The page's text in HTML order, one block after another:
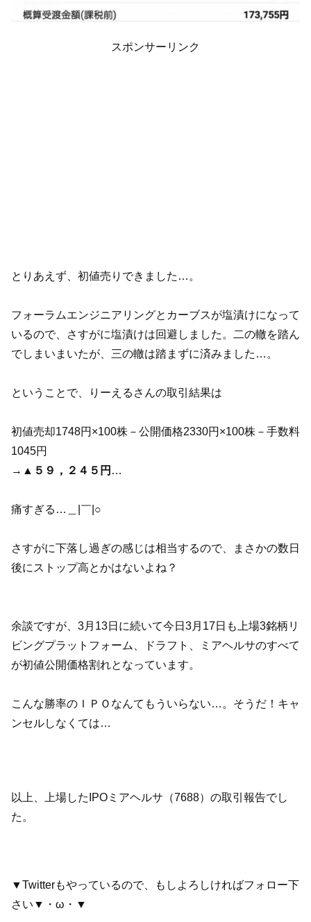
スポンサーリンク
とりあえず、初値売りできました…。
フォーラムエンジニアリングとカーブスが塩漬けになって
いるので、さすがに塩漬けは回避しました。二の轍を踏ん
でしまいまいたが、三の轍は踏まずに済みました…。
ということで、りーえるさんの取引結果は
初値売却1748円×100株－公開価格2330円×100株－手数料
1045円
→ ▲５９，２４５円 …
痛すぎる…＿|￣|○
さすがに下落し過ぎの感じは相当するので、まさかの数日
後にストップ高とかはないよね？
余談ですが、3月13日に続いて今日3月17日も上場3銘柄リ
ビングプラットフォーム、ドラフト、ミアヘルサのすべて
が初値公開価格割れとなっています。
こんな勝率のＩＰＯなんてもういらない…。そうだ！キャ
ンセルしなくては…
以上、上場したIPOミアヘルサ（7688）の取引報告でし
た。
▼Twitterもやっているので、もしよろしければフォロー下
さい▼・ω・▼